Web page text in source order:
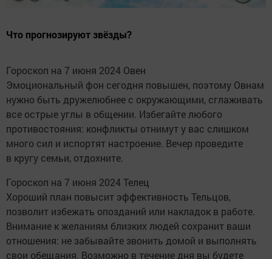
Что прогнозируют звёзды?
Гороскоп на 7 июня 2024 Овен
Эмоциональный фон сегодня повышен, поэтому Овнам
нужно быть дружелюбнее с окружающими, сглаживать
все острые углы в общении. Избегайте любого
противостояния: конфликты отнимут у вас слишком
много сил и испортят настроение. Вечер проведите
в кругу семьи, отдохните.
Гороскоп на 7 июня 2024 Телец
Хороший план повысит эффективность Тельцов,
позволит избежать опозданий или накладок в работе.
Внимание к желаниям близких людей сохранит ваши
отношения: не забывайте звонить домой и выполнять
свои обещания. Возможно в течение дня вы будете